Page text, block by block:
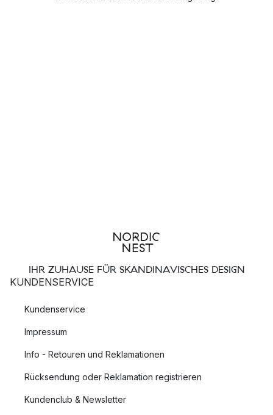
IHR ZUHAUSE FÜR SKANDINAVISCHES DESIGN
KUNDENSERVICE
Kundenservice
Impressum
Info - Retouren und Reklamationen
Rücksendung oder Reklamation registrieren
Kundenclub & Newsletter